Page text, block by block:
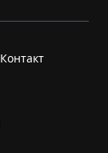
Контакт